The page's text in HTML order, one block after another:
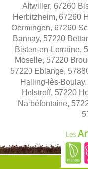
Altwiller, 67260
Herbitzheim, 67260
Oermingen, 67260
Bannay, 57220
Bisten-en-Lorraine,
Moselle, 57220
57220 Eblange,
Halling-lès-
Helstroff, 57220
Narbéfontaine,